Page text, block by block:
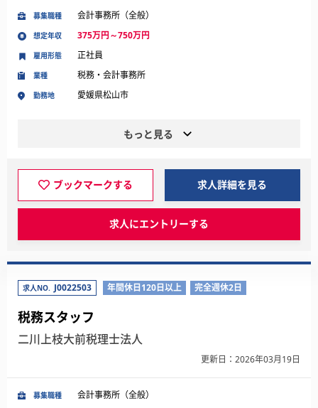
募集職種 会計事務所（全般）
想定年収 375万円～750万円
業種 税務・会計事務所
勤務地 愛媛県松山市
雇用形態 正社員
もっと見る
ブックマークする 求人詳細を見る
求人にエントリーする
求人NO. J0022503 年間休日120日以上 完全週休2日
税務スタッフ
二川上枝大前税理士法人
更新日：2026年03月19日
募集職種 会計事務所（全般）